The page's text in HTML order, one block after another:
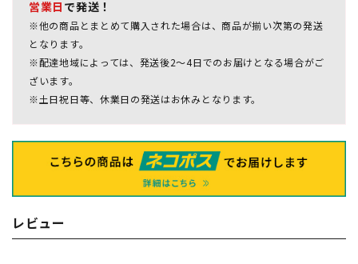
営業日 で発送！
※他の商品とまとめて購入された場合は、商品が揃い次第の発送
となります。
※配達地域によっては、発送後2～4日でのお届けとなる場合がご
ざいます。
※土日祝日等、休業日の発送はお休みとなります。
レビュー